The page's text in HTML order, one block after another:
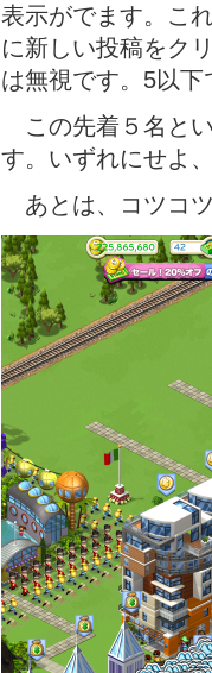
表示がでます。こ
に新しい投稿をク
は無視です。5以
この先着５名と
す。いずれにせよ
あとは、コツコ